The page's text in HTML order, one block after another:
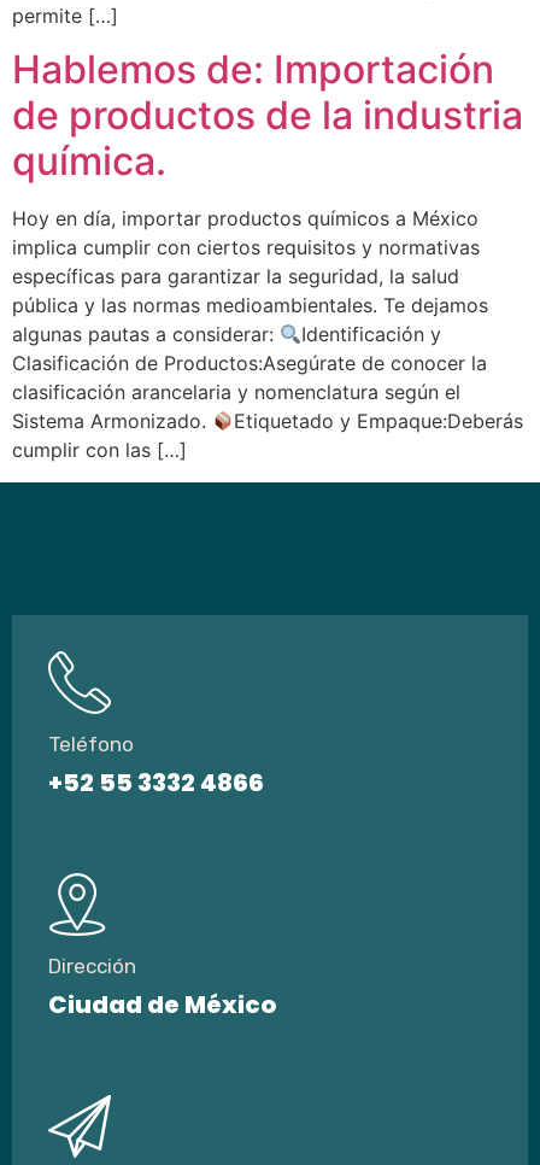
permite […]
Hablemos de: Importación
de productos de la industria
química.
Hoy en día, importar productos químicos a México
implica cumplir con ciertos requisitos y normativas
específicas para garantizar la seguridad, la salud
pública y las normas medioambientales. Te dejamos
algunas pautas a considerar:
Identificación y
Clasificación de Productos:Asegúrate de conocer la
clasificación arancelaria y nomenclatura según el
Sistema Armonizado.
Etiquetado y Empaque:Deberás
cumplir con las […]
Teléfono
+52 55 3332 4866
Dirección
Ciudad de México